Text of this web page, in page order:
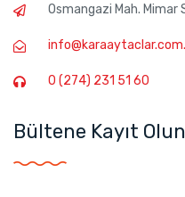
Osmangazi Mah. Mimar
0 (274) 231 51 60
Bültene Kayıt Olun